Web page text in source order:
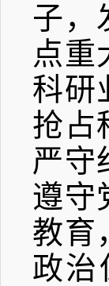
子，
点重
科研
抢占
严守
遵守
教育
政治